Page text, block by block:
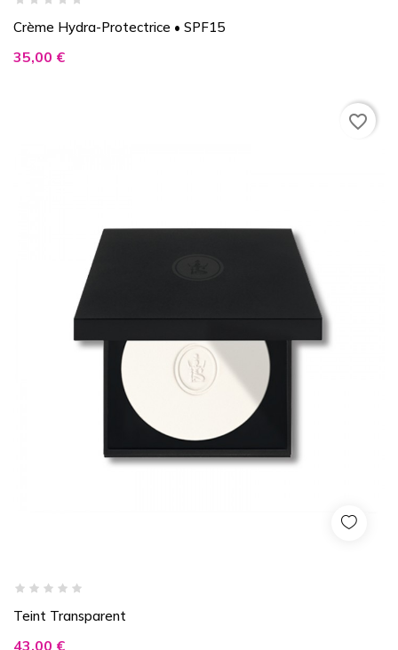
Crème Hydra-Protectrice • SPF15
Prix
35,00 €
Teint Transparent
Prix
43,00 €
favorite_border